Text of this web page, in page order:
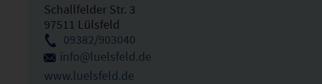
Schallfelder Str. 3
97511 Lülsfeld
09382/903040
info@luelsfeld.de
www.luelsfeld.de